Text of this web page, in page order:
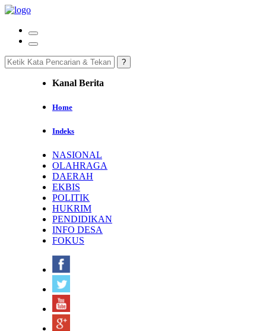
Kanal Berita
Home
Indeks
NASIONAL
OLAHRAGA
DAERAH
EKBIS
POLITIK
HUKRIM
PENDIDIKAN
INFO DESA
FOKUS